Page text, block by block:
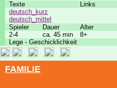
Texte Links
deutsch_kurz
deutsch_mittel
Spieler
Dauer Alter
2-4
ca. 45 min 8+
Lege - Geschicklichkeit
FAMILIE